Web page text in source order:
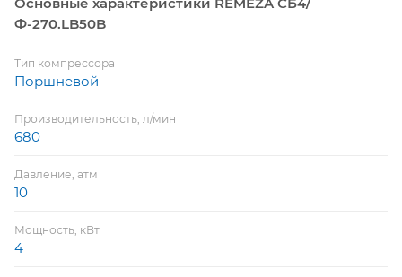
Ф-270.LB50B
Тип компрессора
Поршневой
Производительность, л/мин
680
Давление, атм
10
Мощность, кВт
4